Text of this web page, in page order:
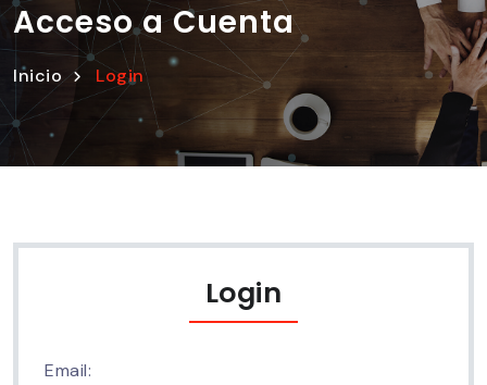
Acceso a Cuenta
Inicio Login
Login
Email: